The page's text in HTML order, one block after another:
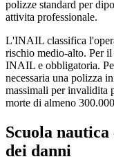
polizze standard per
attivita professionale.
L'INAIL classifica
rischio medio-alto. Per
INAIL e obbligatoria.
necessaria una polizza
massimali per invalidita
morte di almeno
Scuola
dei danni